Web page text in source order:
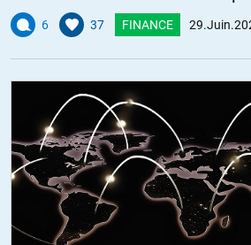
6 37 FINANCE